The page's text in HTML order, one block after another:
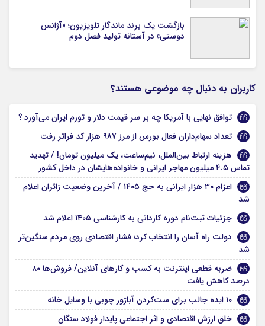
بازگشت یک برند ماندگار تلویزیون؛ «آژانس
دوستی» در آستانه تولید فصل دوم
کاربران به دنبال چه موضوعی هستند؟
توافق نهایی با آمریکا چه بر سر قیمت دلار و تورم ایران می‌آورد ؟
تعداد سهام‌داران فعال بورس از مرز 987 هزار کد فراتر رفت
هزینه ارتباط بین‌الملل، نیم‌ساعت، یک میلیون تومان! / تهدید
تماس ۴.۵ میلیون مهاجر ایرانی و خانواده‌هایشان در داخل کشور
اعزام ۳۰ هزار ایرانی به حج ۱۴۰۵ / آخرین وضعیت زائران اعلام
شد
جزئیات ثبت‌نام دوره کاردانی به کارشناسی ۱۴۰۵ اعلام شد
دولت راه آسان را انتخاب کرد؛ فشار اقتصادی روی مردم سنگین‌تر
شد
ضربه قطعی اینترنت به کسب و کارهای آنلاین/ فروش‌ها ۸۰
درصد کاهش یافت
۱۰ ایده جالب برای ست‌کردن آباژور چوبی با وسایل خانه
خلق ارزش اقتصادی و اثر اجتماعی پایدار فولاد سنگان